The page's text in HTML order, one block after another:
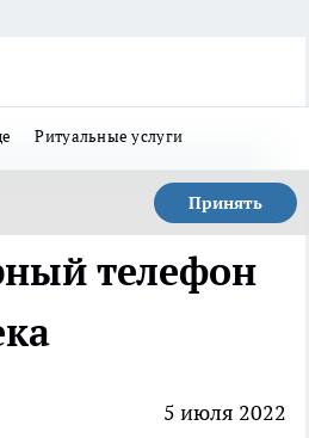
Ритуальные услуги
Принять
телефон
5 июля 2022